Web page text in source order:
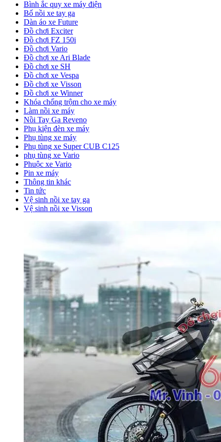
Bình ắc quy xe máy điện
Bố nồi xe tay ga
Dàn áo xe Future
Đồ chơi Exciter
Đồ chơi FZ 150i
Đồ chơi Vario
Đồ chơi xe Ari Blade
Đồ chơi xe SH
Đồ chơi xe Vespa
Đồ chơi xe Visson
Đồ chơi xe Winner
Khóa chống trộm cho xe máy
Làm nồi xe máy
Nồi Tay Ga Reveno
Phụ kiện đèn xe máy
Phụ tùng xe máy
Phụ tùng xe Super CUB C125
phụ tùng xe Vario
Phuộc xe Vario
Pin xe máy
Thông tin khác
Tin tức
Vệ sinh nồi xe tay ga
Vệ sinh nồi xe Visson